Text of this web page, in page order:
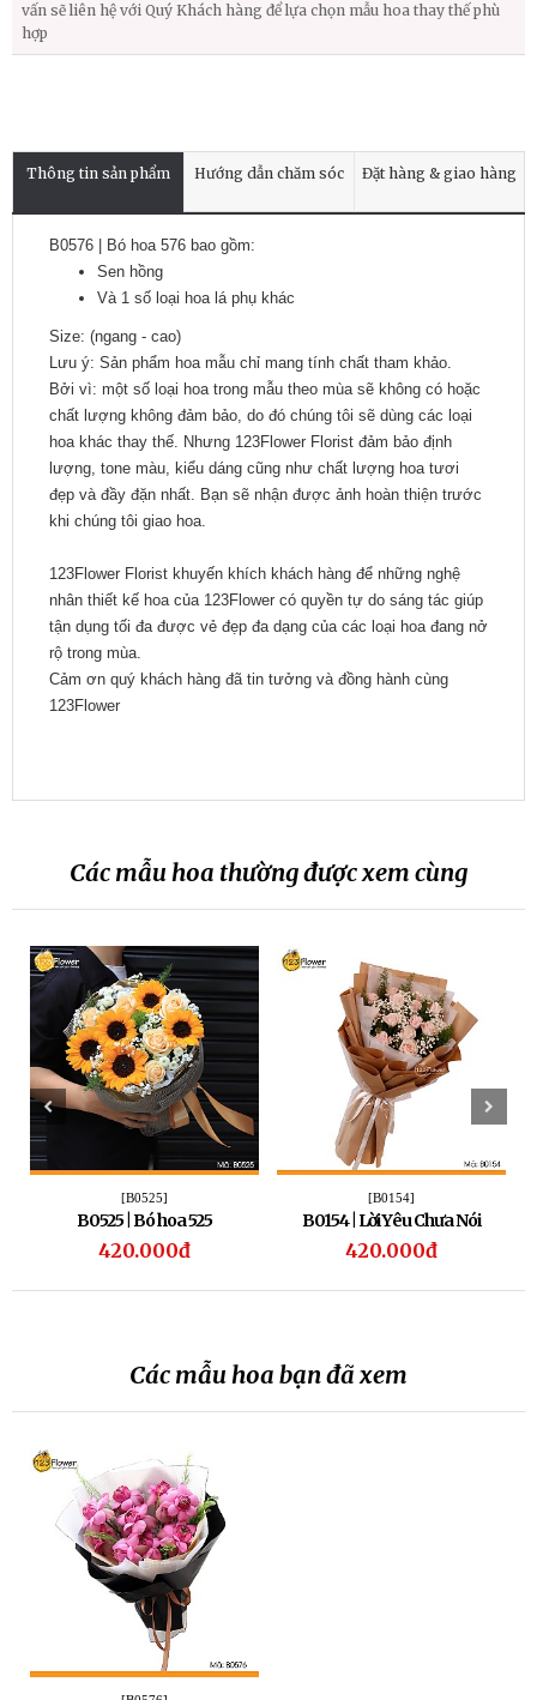
vấn sẽ liên hệ với Quý Khách hàng để lựa chọn mẫu hoa thay thế phù
hợp
Thông tin sản phẩm Hướng dẫn chăm sóc Đặt hàng & giao hàng
B0576 | Bó hoa 576 bao gồm:
Sen hồng
Và 1 số loại hoa lá phụ khác
Size: (ngang - cao)
Lưu ý: Sản phẩm hoa mẫu chỉ mang tính chất tham khảo.
Bởi vì: một số loại hoa trong mẫu theo mùa sẽ không có hoặc
chất lượng không đảm bảo, do đó chúng tôi sẽ dùng các loại
hoa khác thay thế. Nhưng 123Flower Florist đảm bảo định
lượng, tone màu, kiểu dáng cũng như chất lượng hoa tươi
đẹp và đầy đặn nhất. Bạn sẽ nhận được ảnh hoàn thiện trước
khi chúng tôi giao hoa.
123Flower Florist khuyến khích khách hàng để những nghệ
nhân thiết kế hoa của 123Flower có quyền tự do sáng tác giúp
tận dụng tối đa được vẻ đẹp đa dạng của các loại hoa đang nở
rộ trong mùa.
Cảm ơn quý khách hàng đã tin tưởng và đồng hành cùng
123Flower
Các mẫu hoa thường được xem cùng
[B0525]
B0525 | Bó hoa 525
420.000đ
[B0154]
B0154 | Lời Yêu Chưa Nói
420.000đ
Các mẫu hoa bạn đã xem